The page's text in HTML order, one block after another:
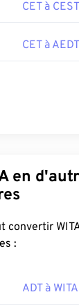
CET à CEST
CET à AEDT
en
convertir
:
ADT à WITA